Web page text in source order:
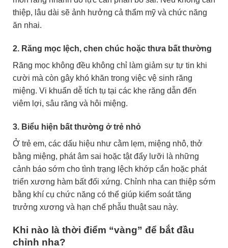
thiệp, lâu dài sẽ ảnh hưởng cả thẩm mỹ và chức năng
ăn nhai.
2. Răng mọc lệch, chen chúc hoặc thưa bất thường
Răng mọc không đều không chỉ làm giảm sự tự tin khi
cười mà còn gây khó khăn trong việc vệ sinh răng
miệng. Vi khuẩn dễ tích tụ tại các khe răng dẫn đến
viêm lợi, sâu răng và hôi miệng.
3. Biểu hiện bất thường ở trẻ nhỏ
Ở trẻ em, các dấu hiệu như cằm lẹm, miệng nhô, thở
bằng miệng, phát âm sai hoặc tật đẩy lưỡi là những
cảnh báo sớm cho tình trạng lệch khớp cắn hoặc phát
triển xương hàm bất đối xứng. Chỉnh nha can thiệp sớm
bằng khí cụ chức năng có thể giúp kiểm soát tăng
trưởng xương và hạn chế phẫu thuật sau này.
Khi nào là thời điểm “vàng” để bắt đầu
chỉnh nha?